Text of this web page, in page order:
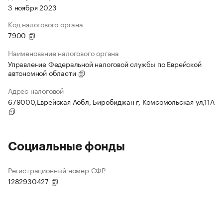
3 ноября 2023
Код налогового органа
7900
Наименование налогового органа
Управление Федеральной налоговой службы по Еврейской
автономной области
Адрес налоговой
679000,Еврейская Аобл, Биробиджан г, Комсомольская ул,11А
Социальные фонды
Регистрационный номер СФР
1282930427